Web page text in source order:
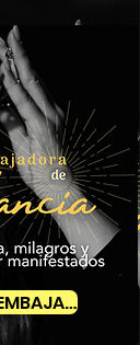
👑 QUIERO SER EMBAJADORA 👑